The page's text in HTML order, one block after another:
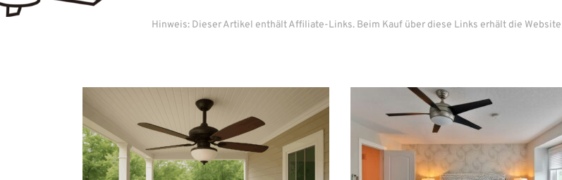
Hinweis: Dieser Artikel enthält Affiliate-Links. Beim Kauf über diese Links erhält die